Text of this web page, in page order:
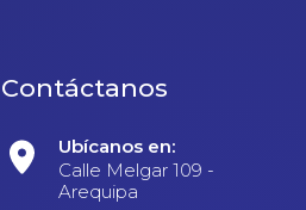
Contáctanos
Ubícanos en:
Calle Melgar 109 -
Arequipa